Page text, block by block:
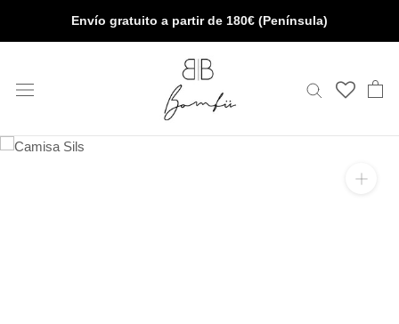
Envío gratuito a partir de 180€ (Península)